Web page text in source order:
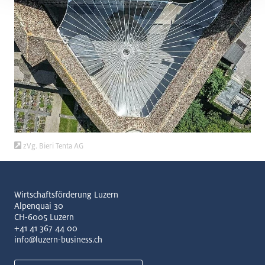
zVg. Bieri Tenta AG
Wirtschaftsförderung Luzern
Alpenquai 30
CH-6005 Luzern
+41 41 367 44 00
info@luzern-business.ch